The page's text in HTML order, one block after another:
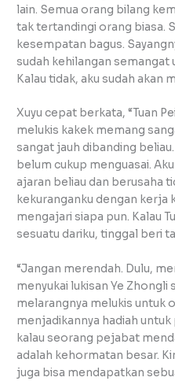
lain. Semua orang bilang
tak tertandingi orang biasa.
kesempatan bagus.
sudah kehilangan semangat
Kalau tidak, aku sudah akan
Xuyu cepat berkata, “Tuan
melukis kakek memang
sangat jauh dibanding
belum cukup menguasai.
ajaran beliau dan berusaha
kekuranganku dengan kerja
mengajari siapa pun. Kalau
sesuatu dariku, tinggal beri
“Jangan merendah. Dulu,
menyukai lukisan Ye Zhongli
melarangnya melukis untuk
menjadikannya hadiah
kalau seorang pejabat
adalah kehormatan besar.
juga bisa mendapatkan